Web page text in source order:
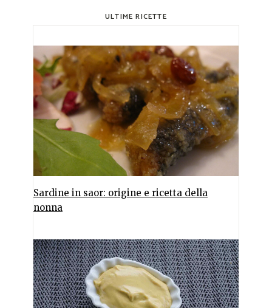
ULTIME RICETTE
Sardine in saor: origine e ricetta della
nonna